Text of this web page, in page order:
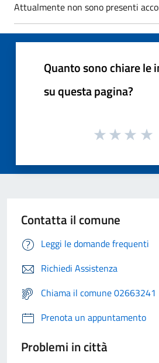
Attualmente non sono presenti
Quanto sono chiare le
su questa pagina?
Contatta il comune
Leggi le domande frequenti
Richiedi Assistenza
Chiama il comune 02663241
Prenota un appuntamento
Problemi in città